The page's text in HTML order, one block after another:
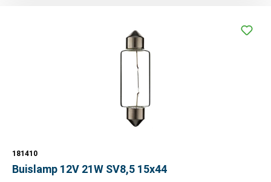
181410
Buislamp 12V 21W SV8,5 15x44